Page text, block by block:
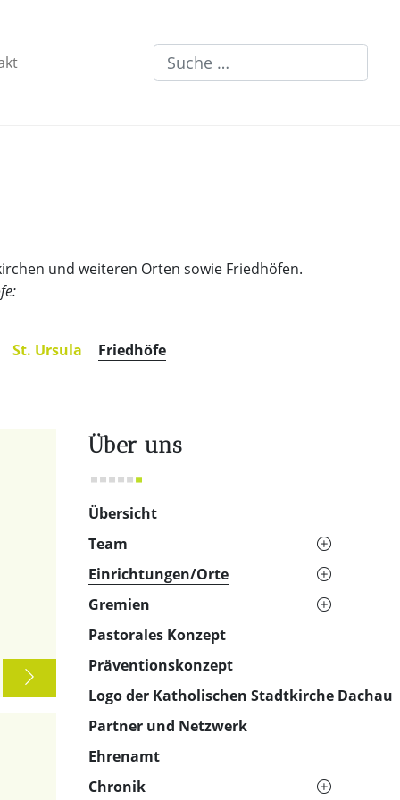
Suchen
und weiteren Orten sowie Friedhöfen.
St. Ursula Friedhöfe
Über uns
Übersicht
Team
Einrichtungen/Orte
Gremien
Pastorales Konzept
Präventionskonzept
Logo der Katholischen Stadtkirche Dachau
Partner und Netzwerk
Ehrenamt
Chronik